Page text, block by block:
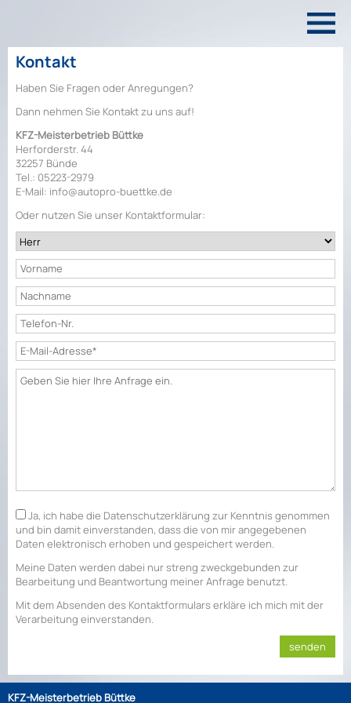
Kontakt
Haben Sie Fragen oder Anregungen?
Dann nehmen Sie Kontakt zu uns auf!
KFZ-Meisterbetrieb Büttke
Herforderstr. 44
32257 Bünde
Tel.: 05223-2979
E-Mail: info@autopro-buettke.de
Oder nutzen Sie unser Kontaktformular:
Ja, ich habe die Datenschutzerklärung zur Kenntnis genommen
und bin damit einverstanden, dass die von mir angegebenen
Daten elektronisch erhoben und gespeichert werden.
Meine Daten werden dabei nur streng zweckgebunden zur
Bearbeitung und Beantwortung meiner Anfrage benutzt.
Mit dem Absenden des Kontaktformulars erkläre ich mich mit der
Verarbeitung einverstanden.
KFZ-Meisterbetrieb Büttke